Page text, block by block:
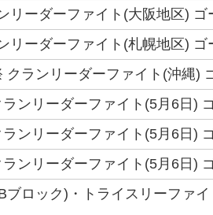
リーダーファイト(大阪地区)
リーダーファイト(札幌地区)
クランリーダーファイト(沖縄)
ンリーダーファイト(5月6日)
ンリーダーファイト(5月6日)
ンリーダーファイト(5月6日)
ブロック)・トライスリーファ